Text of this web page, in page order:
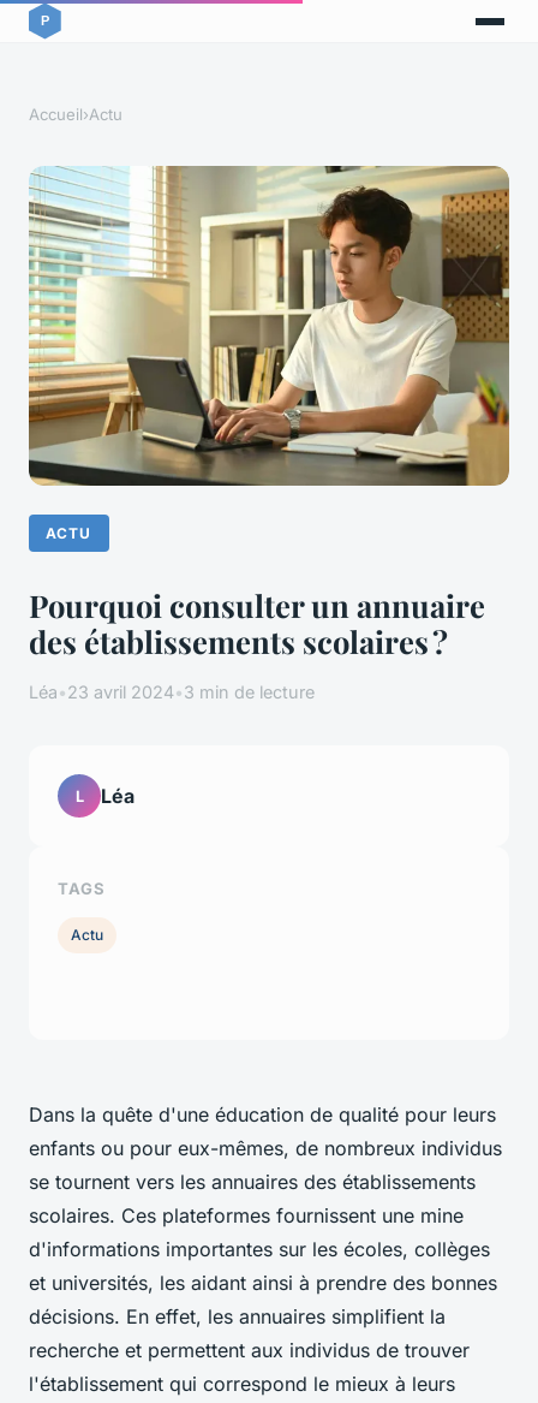
Accueil›Actu
ACTU
Pourquoi consulter un annuaire
des établissements scolaires ?
Léa•23 avril 2024•3 min de lecture
Dans la quête d'une éducation de qualité pour leurs
enfants ou pour eux-mêmes, de nombreux individus
se tournent vers les annuaires des établissements
scolaires. Ces plateformes fournissent une mine
d'informations importantes sur les écoles, collèges
et universités, les aidant ainsi à prendre des bonnes
décisions. En effet, les annuaires simplifient la
recherche et permettent aux individus de trouver
l'établissement qui correspond le mieux à leurs
L Léa
TAGS
Actu